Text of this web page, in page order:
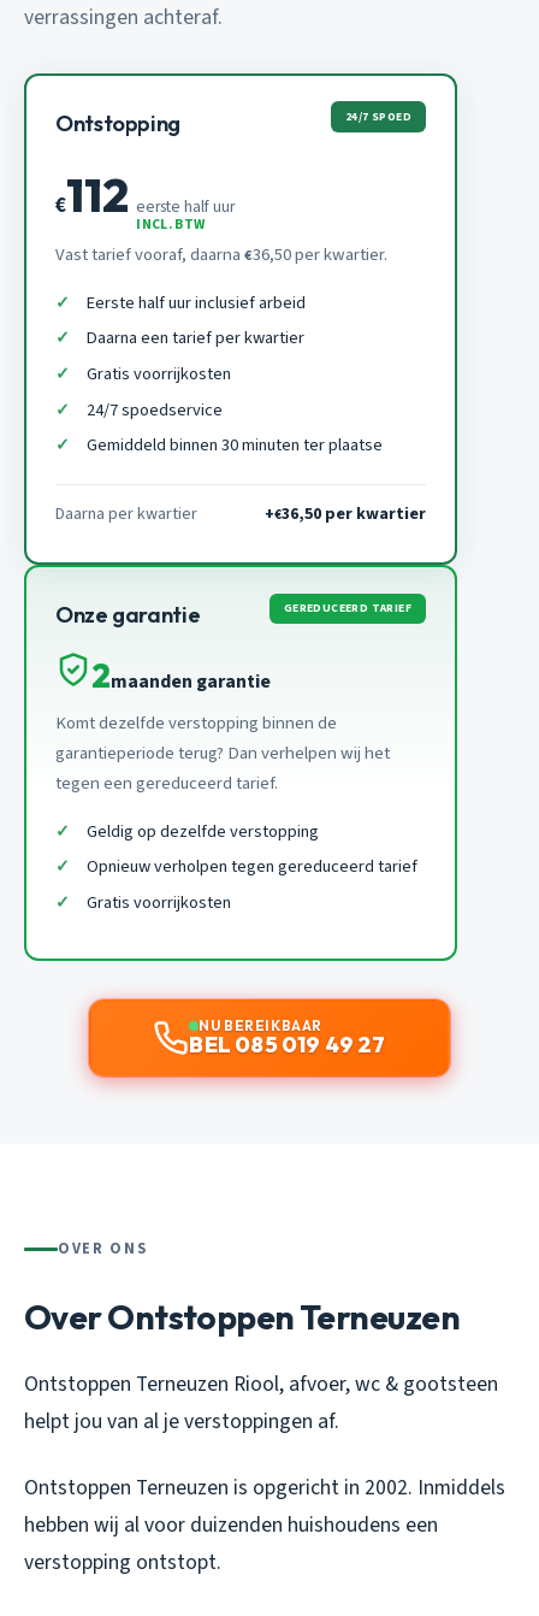
verrassingen achteraf.
Ontstopping 24/7 SPOED
€112 eerste half uur
INCL. BTW
Vast tarief vooraf, daarna €36,50 per kwartier.
Eerste half uur inclusief arbeid
Daarna een tarief per kwartier
Gratis voorrijkosten
24/7 spoedservice
Gemiddeld binnen 30 minuten ter plaatse
Daarna per kwartier +€36,50 per kwartier
Onze garantie GEREDUCEERD TARIEF
2maanden garantie
Komt dezelfde verstopping binnen de
garantieperiode terug? Dan verhelpen wij het
tegen een gereduceerd tarief.
Geldig op dezelfde verstopping
Opnieuw verholpen tegen gereduceerd tarief
Gratis voorrijkosten
NU BEREIKBAAR
BEL 085 019 49 27
OVER ONS
Over Ontstoppen Terneuzen
Ontstoppen Terneuzen Riool, afvoer, wc & gootsteen
helpt jou van al je verstoppingen af.
Ontstoppen Terneuzen is opgericht in 2002. Inmiddels
hebben wij al voor duizenden huishoudens een
verstopping ontstopt.